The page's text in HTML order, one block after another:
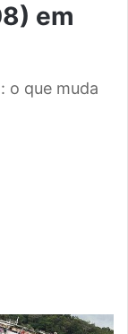
em
o que muda